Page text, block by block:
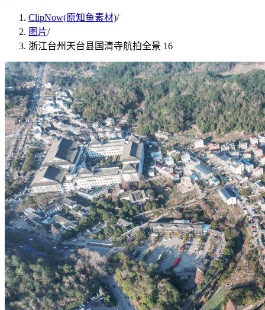
ClipNow(原知鱼素材)/
图片/
浙江台州天台县国清寺航拍全景 16